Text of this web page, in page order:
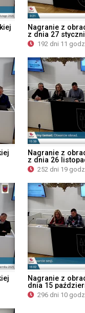
Nagranie z
z dnia 27
192 dni 11
Nagranie z
z dnia 26
252 dni 19
Nagranie z
dnia 15
296 dni 10